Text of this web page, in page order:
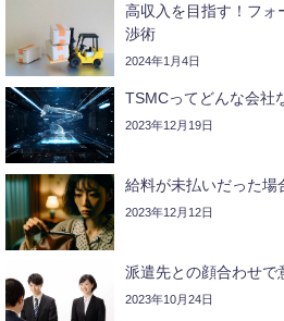
高収入を目指す！フォ
渉術
2024年1月4日
TSMCってどんな会社
2023年12月19日
給料が未払いだった場
2023年12月12日
派遣先との顔合わせで
2023年10月24日